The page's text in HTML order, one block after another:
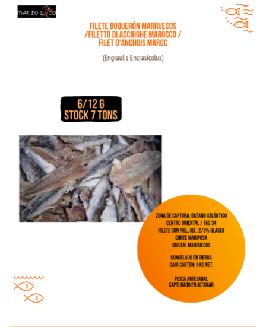
Oferta filetes de Boquerón Marruecos